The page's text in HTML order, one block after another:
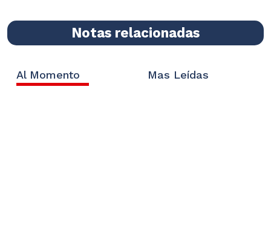
Notas relacionadas
Al Momento Mas Leídas